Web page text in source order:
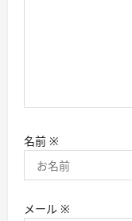
名前 ※
メール ※